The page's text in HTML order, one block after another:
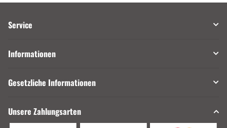
Service
Informationen
Gesetzliche Informationen
Unsere Zahlungsarten